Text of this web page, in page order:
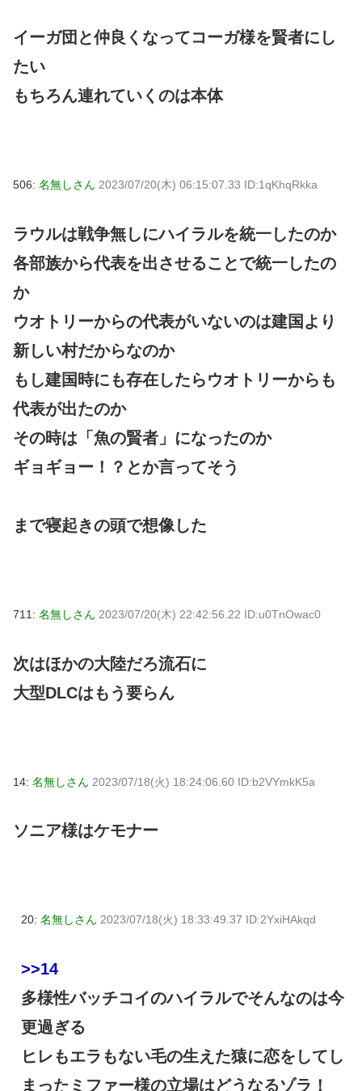
イーガ団と仲良くなってコーガ様を賢者にし
たい
もちろん連れていくのは本体
506: 名無しさん 2023/07/20(木) 06:15:07.33 ID:1qKhqRkka
ラウルは戦争無しにハイラルを統一したのか
各部族から代表を出させることで統一したの
か
ウオトリーからの代表がいないのは建国より
新しい村だからなのか
もし建国時にも存在したらウオトリーからも
代表が出たのか
その時は「魚の賢者」になったのか
ギョギョー！？とか言ってそう
まで寝起きの頭で想像した
711: 名無しさん 2023/07/20(木) 22:42:56.22 ID:u0TnOwac0
次はほかの大陸だろ流石に
大型DLCはもう要らん
14: 名無しさん 2023/07/18(火) 18:24:06.60 ID:b2VYmkK5a
ソニア様はケモナー
20: 名無しさん 2023/07/18(火) 18:33:49.37 ID:2YxiHAkqd
>>14
多様性バッチコイのハイラルでそんなのは今
更過ぎる
ヒレもエラもない毛の生えた猿に恋をしてし
まったミファー様の立場はどうなるゾラ！